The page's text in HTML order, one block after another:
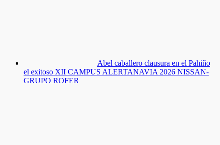
Abel caballero clausura en el Pahiño
el exitoso XII CAMPUS ALERTANAVIA 2026 NISSAN-
GRUPO ROFER